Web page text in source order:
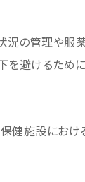
の管理や服
を避けるた
健施設におけ